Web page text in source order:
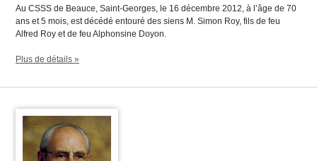
Au CSSS de Beauce, Saint-Georges, le 16 décembre 2012, à l’âge de 70
ans et 5 mois, est décédé entouré des siens M. Simon Roy, fils de feu
Alfred Roy et de feu Alphonsine Doyon.
Plus de détails »